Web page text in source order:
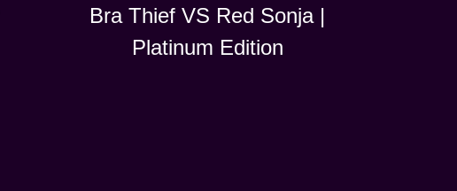
Bra Thief VS Red Sonja |
Platinum Edition